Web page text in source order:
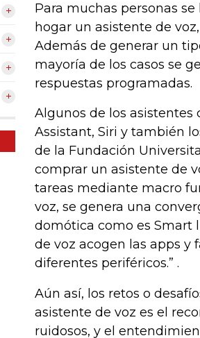
Para muchas personas
hogar un asistente de
Además de generar un
mayoría de los casos se
respuestas programadas.
Algunos de los asistentes
Assistant, Siri y también
de la Fundación
comprar un asistente de
tareas mediante macro
voz, se genera una
domótica como es Smart
de voz acogen las apps y
diferentes periféricos.” .
Aún así, los retos o
asistente de voz es el
ruidosos, y el